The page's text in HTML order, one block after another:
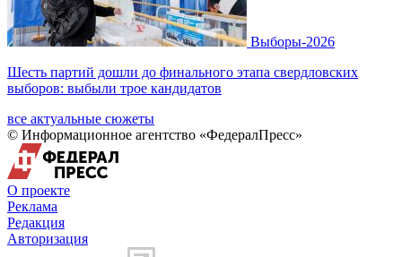
Выборы-2026
Шесть партий дошли до финального этапа свердловских
выборов: выбыли трое кандидатов
все актуальные сюжеты
© Информационное агентство «ФедералПресс»
О проекте
Реклама
Редакция
Авторизация